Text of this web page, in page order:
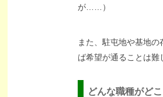
が……）
また、駐屯地や基地
ば希望が通ることは難
どんな職種がど